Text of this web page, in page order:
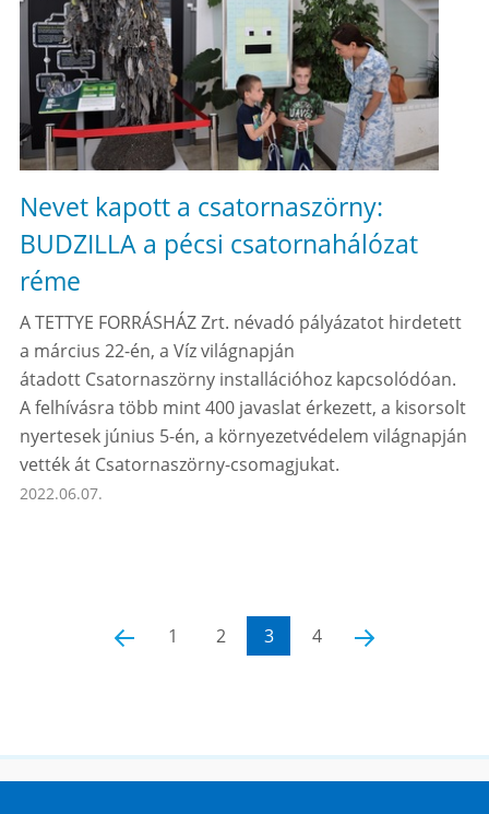
Nevet kapott a csatornaszörny:
BUDZILLA a pécsi csatornahálózat
réme
A TETTYE FORRÁSHÁZ Zrt. névadó pályázatot hirdetett
a március 22-én, a Víz világnapján
átadott Csatornaszörny installációhoz kapcsolódóan.
A felhívásra több mint 400 javaslat érkezett, a kisorsolt
nyertesek június 5-én, a környezetvédelem világnapján
vették át Csatornaszörny-csomagjukat.
2022.06.07.
1 2 3 4